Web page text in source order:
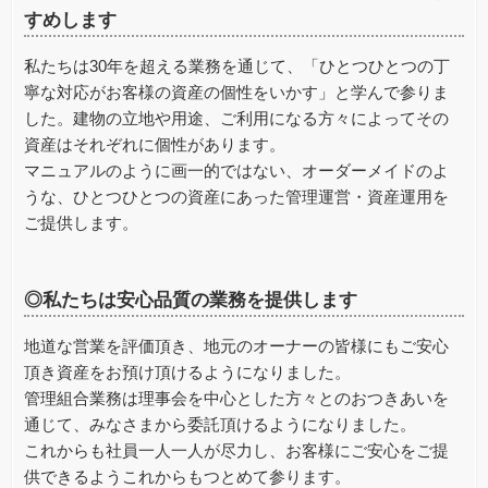
すめします
私たちは30年を超える業務を通じて、「ひとつひとつの丁
寧な対応がお客様の資産の個性をいかす」と学んで参りま
した。建物の立地や用途、ご利用になる方々によってその
資産はそれぞれに個性があります。
マニュアルのように画一的ではない、オーダーメイドのよ
うな、ひとつひとつの資産にあった管理運営・資産運用を
ご提供します。
◎私たちは安心品質の業務を提供します
地道な営業を評価頂き、地元のオーナーの皆様にもご安心
頂き資産をお預け頂けるようになりました。
管理組合業務は理事会を中心とした方々とのおつきあいを
通じて、みなさまから委託頂けるようになりました。
これからも社員一人一人が尽力し、お客様にご安心をご提
供できるようこれからもつとめて参ります。